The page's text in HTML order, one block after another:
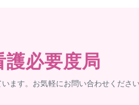
護必要度局
ます。お気軽にお問い合わせください